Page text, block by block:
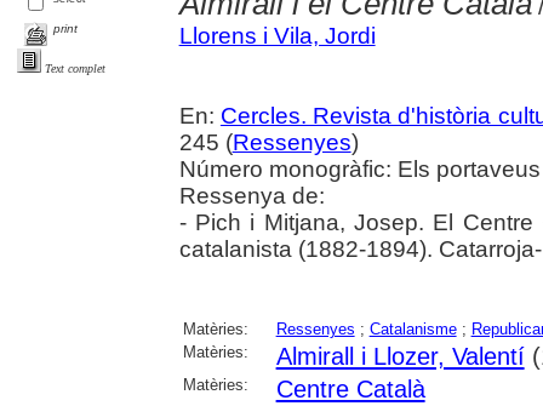
print
Text complet
/
Llorens i Vila, Jordi
En: Cercles. Revista d'història
245 (Ressenyes)
Número monogràfic: Els
Ressenya de:
- Pich i Mitjana, Josep. El
catalanista (1882-1894).
Matèries: Ressenyes ; Catalanisme;
Matèries:
Almirall i Llozer, Valentí
Matèries: Centre Català